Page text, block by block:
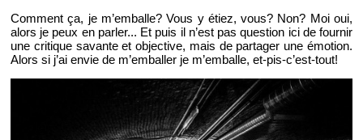
Com­ment ça, je m’em­balle? Vous y étiez, vous? Non? Moi oui,
alors je peux en par­ler... Et puis il n’est pas ques­tion ici de four­nir
une cri­tique sa­vante et ob­jec­tive, mais de par­ta­ger une émo­tion.
Alors si j’ai envie de m’em­bal­ler je m’em­balle, et-pis-c’est-tout!